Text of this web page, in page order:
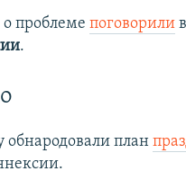
проблеме поговорили
.
план